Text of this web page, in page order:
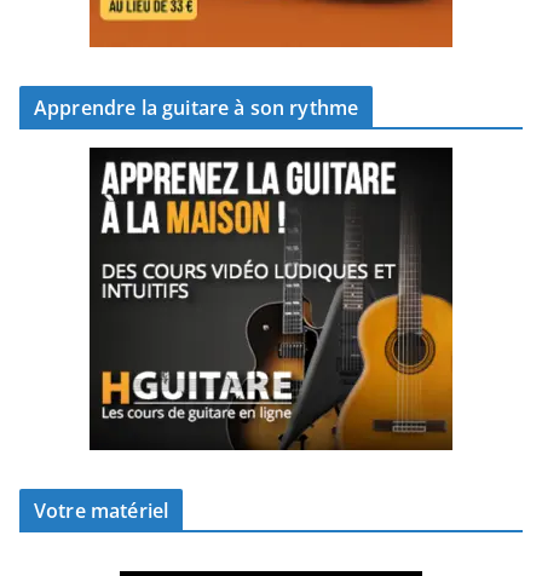
Apprendre la guitare à son rythme
Votre matériel